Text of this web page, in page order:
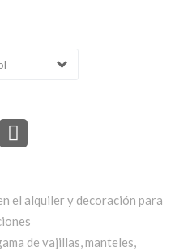
el alquiler y decoración para
de vajillas, manteles,